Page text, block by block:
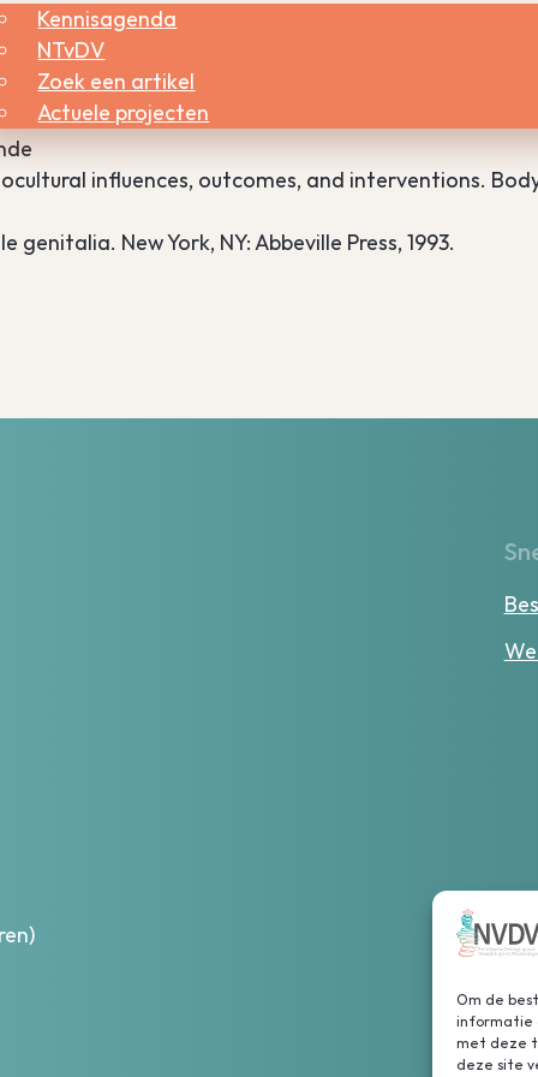
Om de
informatie
met deze
deze site
Kennisagenda
NTvDV
Zoek een artikel
Actuele projecten
de Gustave Courbet. Paris: Flammarion, 2006.
monde-69330
influences, outcomes, and interventions.
New York, NY: Abbeville Press, 1993.